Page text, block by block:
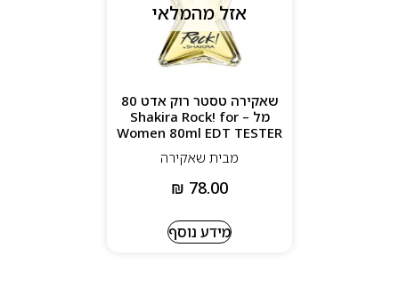
אזל מהמלאי
שאקירה טסטר רוק אדט 80
מל – Shakira Rock! for
Women 80ml EDT TESTER
מבית שאקירה
₪ 78.00
מידע נוסף